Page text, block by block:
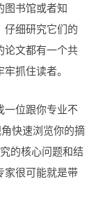
图书馆或者知
仔细研究它们的
论文都有一个共
抓住读者。
一位跟你专业不
快速浏览你的摘
的核心问题和结
家很可能就是带